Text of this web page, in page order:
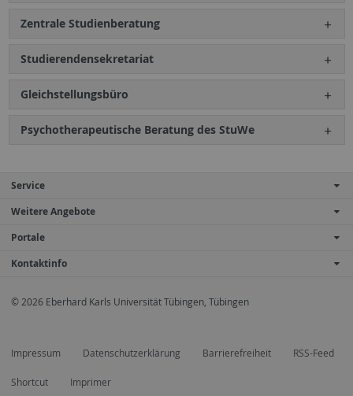
Zentrale Studienberatung
Studierendensekretariat
Gleichstellungsbüro
Psychotherapeutische Beratung des StuWe
Service
Weitere Angebote
Portale
Kontaktinfo
© 2026 Eberhard Karls Universität Tübingen, Tübingen
Impressum Datenschutzerklärung Barrierefreiheit RSS-Feed
Shortcut Imprimer